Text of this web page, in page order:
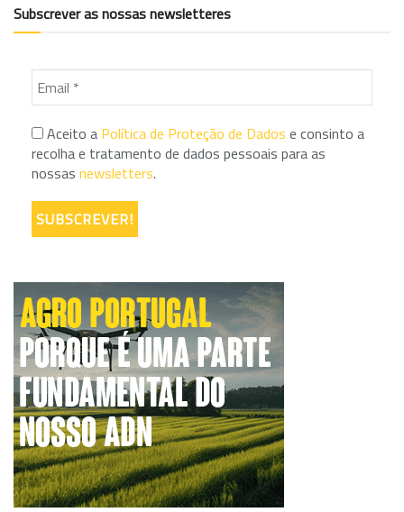
Subscrever as nossas newsletteres
Aceito a Política de Proteção de Dados e consinto a
recolha e tratamento de dados pessoais para as
nossas newsletters.